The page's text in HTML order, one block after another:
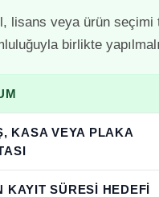
lisans veya ürün seçimi
birlikte
KASA VEYA PLAKA
KAYIT SÜRESI HEDEFI